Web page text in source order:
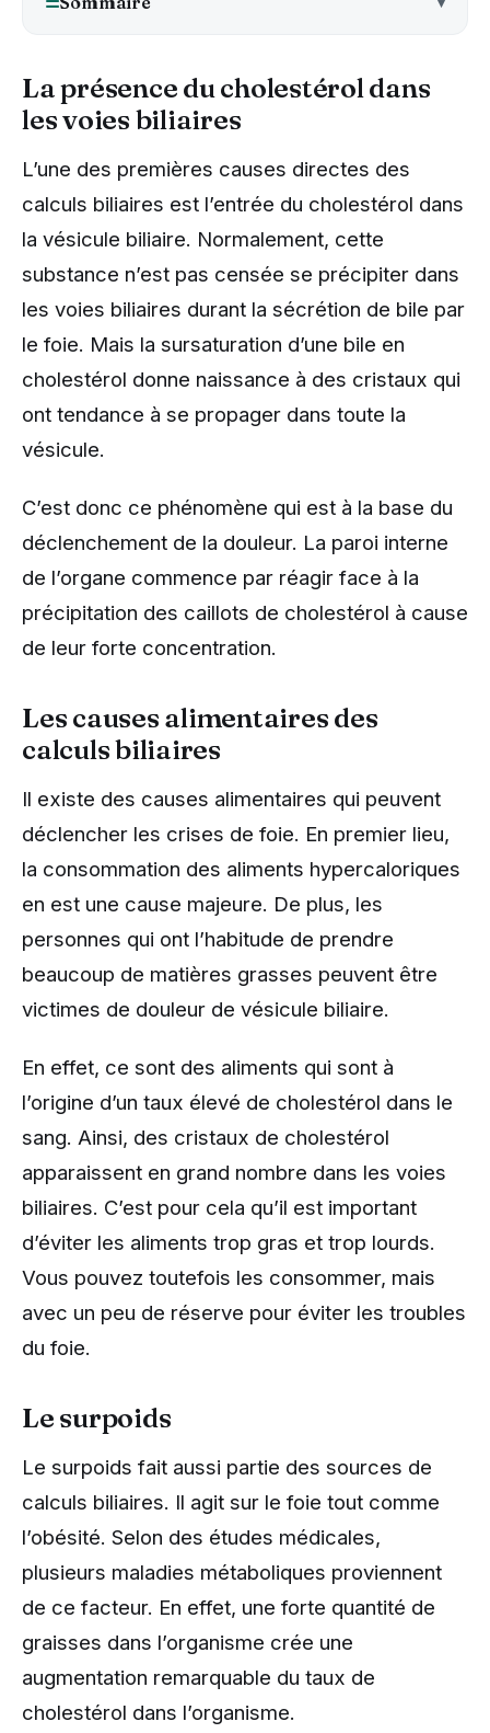
La présence du cholestérol dans
les voies biliaires
L’une des premières causes directes des
calculs biliaires est l’entrée du cholestérol dans
la vésicule biliaire. Normalement, cette
substance n’est pas censée se précipiter dans
les voies biliaires durant la sécrétion de bile par
le foie. Mais la sursaturation d’une bile en
cholestérol donne naissance à des cristaux qui
ont tendance à se propager dans toute la
vésicule.
C’est donc ce phénomène qui est à la base du
déclenchement de la douleur. La paroi interne
de l’organe commence par réagir face à la
précipitation des caillots de cholestérol à cause
de leur forte concentration.
Les causes alimentaires des
calculs biliaires
Il existe des causes alimentaires qui peuvent
déclencher les crises de foie. En premier lieu,
la consommation des aliments hypercaloriques
en est une cause majeure. De plus, les
personnes qui ont l’habitude de prendre
beaucoup de matières grasses peuvent être
victimes de douleur de vésicule biliaire.
En effet, ce sont des aliments qui sont à
l’origine d’un taux élevé de cholestérol dans le
sang. Ainsi, des cristaux de cholestérol
apparaissent en grand nombre dans les voies
biliaires. C’est pour cela qu’il est important
d’éviter les aliments trop gras et trop lourds.
Vous pouvez toutefois les consommer, mais
avec un peu de réserve pour éviter les troubles
du foie.
Le surpoids
Le surpoids fait aussi partie des sources de
calculs biliaires. Il agit sur le foie tout comme
l’obésité. Selon des études médicales,
plusieurs maladies métaboliques proviennent
de ce facteur. En effet, une forte quantité de
graisses dans l’organisme crée une
augmentation remarquable du taux de
cholestérol dans l’organisme.